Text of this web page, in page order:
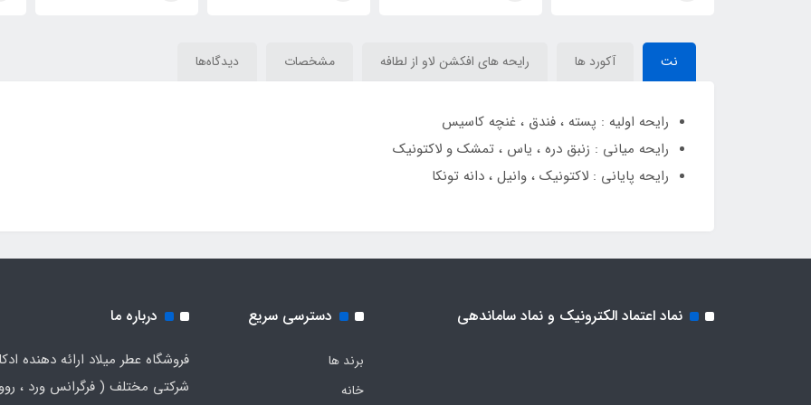
نت آکورد ها رایحه های افکشن لاو از لطافه مشخصات دیدگاه‌ها
رایحه اولیه : پسته ، فندق ، غنچه کاسیس
رایحه میانی : زنبق دره ، یاس ، تمشک و لاکتونیک
رایحه پایانی : لاکتونیک ، وانیل ، دانه تونکا
نماد اعتماد الکترونیک و نماد ساماندهی دسترسی سریع
برند ها
خانه
درباره ما
فروشگاه عطر میلاد ارائه دهنده
شرکتی مختلف ( فرگرانس ورد ،